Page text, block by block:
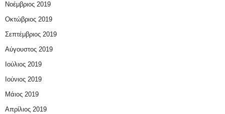
Νοέμβριος 2019
Οκτώβριος 2019
Σεπτέμβριος 2019
Αύγουστος 2019
Ιούλιος 2019
Ιούνιος 2019
Μάιος 2019
Απρίλιος 2019